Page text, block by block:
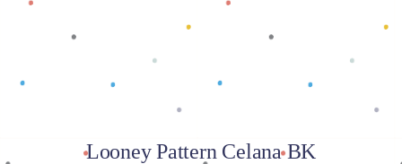
Looney Pattern Celana BK